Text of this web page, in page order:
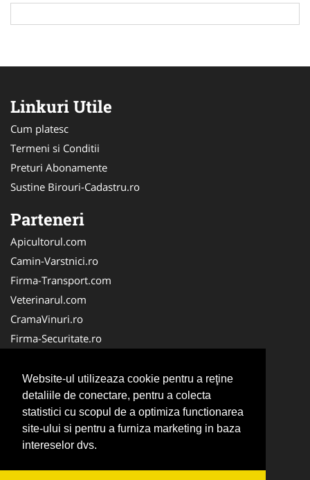
Website-ul utilizeaza cookie pentru a reţine
detaliile de conectare, pentru a colecta
statistici cu scopul de a optimiza functionarea
site-ului si pentru a furniza marketing in baza
intereselor dvs.
Linkuri Utile
Cum platesc
Termeni si Conditii
Preturi Abonamente
Sustine Birouri-Cadastru.ro
Parteneri
Apicultorul.com
Camin-Varstnici.ro
Firma-Transport.com
Veterinarul.com
CramaVinuri.ro
Firma-Securitate.ro
Service-Reparatii.com
Cardiologul.ro
CentraleBoilere.ro
CentruInchirieri.ro